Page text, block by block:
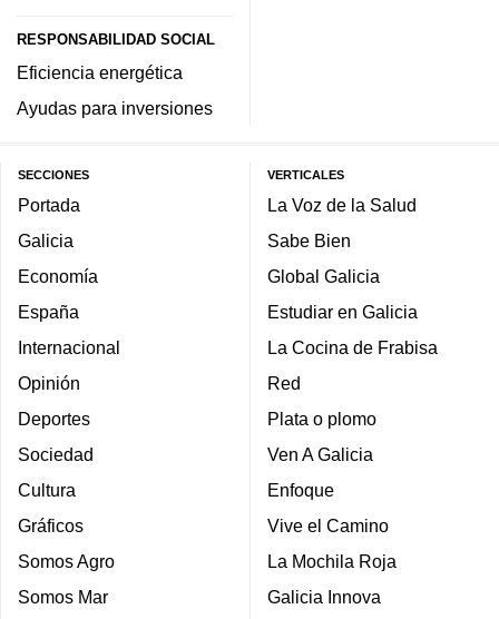
RESPONSABILIDAD SOCIAL
Eficiencia energética
Ayudas para inversiones
SECCIONES
Portada
Galicia
Economía
España
Internacional
Opinión
Deportes
Sociedad
Cultura
Gráficos
Somos Agro
Somos Mar
VERTICALES
La Voz de la Salud
Sabe Bien
Global Galicia
Estudiar en Galicia
La Cocina de Frabisa
Red
Plata o plomo
Ven A Galicia
Enfoque
Vive el Camino
La Mochila Roja
Galicia Innova